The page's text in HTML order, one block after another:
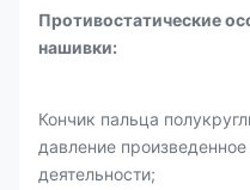
Противостатические
нашивки:
Кончик пальца
давление
деятельности;